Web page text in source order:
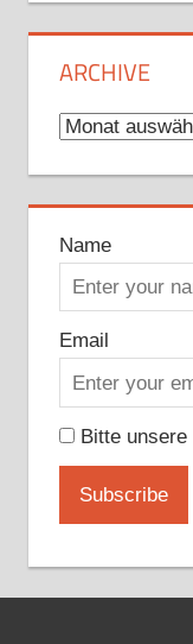
ARCHIVE
Archive
Name
Email
Bitte unsere